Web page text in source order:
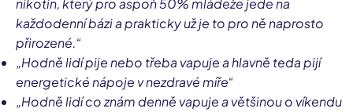
nikotin, který pro aspoň 50% mládeže jede na
každodenní bázi a prakticky už je to pro ně naprosto
přirozené.“
„Hodně lidí pije nebo třeba vapuje a hlavně teda pijí
energetické nápoje v nezdravé míře“
„Hodně lidí co znám denně vapuje a většinou o víkendu